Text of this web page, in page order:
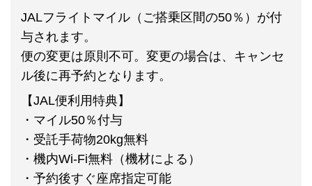
JALフライトマイル（ご搭乗区間の50％）が付
与されます。
便の変更は原則不可。 変更の場合は、キャンセ
ル後に再予約となります。
【JAL便利用特典】
・マイル50％付与
・受託手荷物20kg無料
・機内Wi-Fi無料（機材による）
・予約後すぐ座席指定可能